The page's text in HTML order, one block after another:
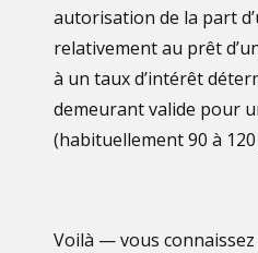
autorisation de la part
relativement au prêt
à un taux d’intérêt
demeurant valide pour
(habituellement 90 à
Voilà — vous